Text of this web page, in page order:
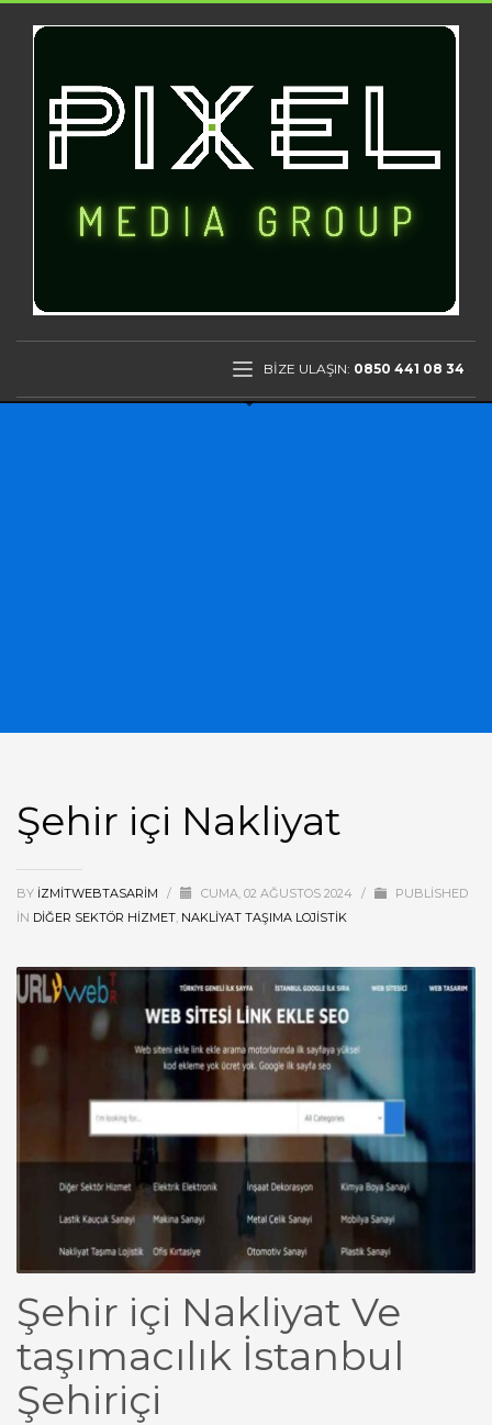
BİZE ULAŞIN: 0850 441 08 34
Şehir içi Nakliyat
BY IZMITWEBTASARIM / CUMA, 02 AĞUSTOS 2024 /
PUBLISHED
IN DIĞER SEKTÖR HIZMET, NAKLIYAT TAŞIMA LOJISTIK
Şehir içi Nakliyat Ve
taşımacılık İstanbul
Şehiriçi